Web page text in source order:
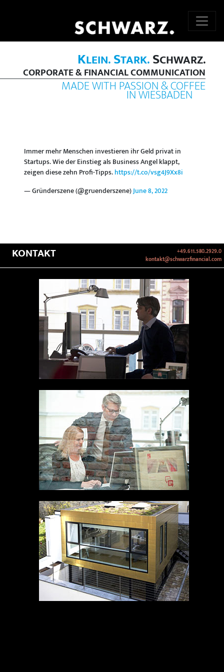
KLEIN.STARK.SCHWARZ.
CORPORATE & FINANCIAL COMMUNICATION
MADE WITH PASSION & COFFEE
IN WIESBADEN
Immer mehr Menschen investieren ihr Geld privat in
Startups. Wie der Einstieg als Business Angel klappt,
zeigen diese zehn Profi-Tipps.https://t.co/vsg4J9Xx8i
— Gründerszene (@gruenderszene)June 8, 2022
KONTAKT
+49.611.580.2929.0
kontakt@schwarzfinancial.com